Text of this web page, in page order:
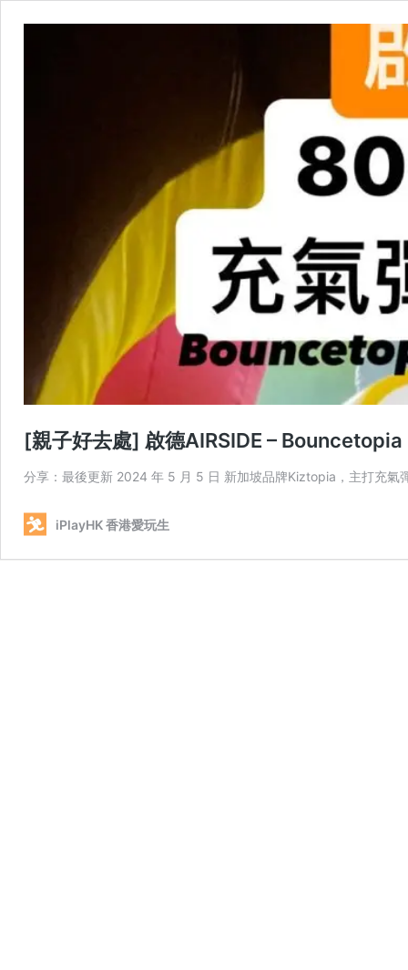
[親子好去處] 啟德AIRSIDE –
分享：最後更新 2024 年 5 月 5 日 新加坡品牌Kiztopia，主打充氣
iPlayHK 香港愛玩生